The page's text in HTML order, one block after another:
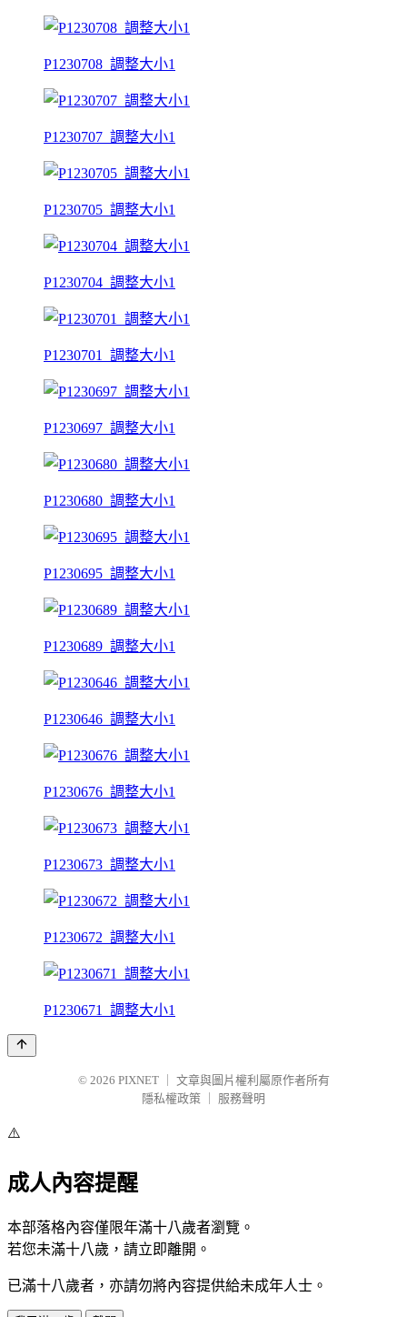
P1230708_調整大小1
P1230707_調整大小1
P1230705_調整大小1
P1230704_調整大小1
P1230701_調整大小1
P1230697_調整大小1
P1230680_調整大小1
P1230695_調整大小1
P1230689_調整大小1
P1230646_調整大小1
P1230676_調整大小1
P1230673_調整大小1
P1230672_調整大小1
P1230671_調整大小1
© 2026 PIXNET
文章與圖片權利屬原作者所有
隱私權政策
服務聲明
⚠️
成人內容提醒
本部落格內容僅限年滿十八歲者瀏覽。
若您未滿十八歲，請立即離開。
已滿十八歲者，亦請勿將內容提供給未成年人士。